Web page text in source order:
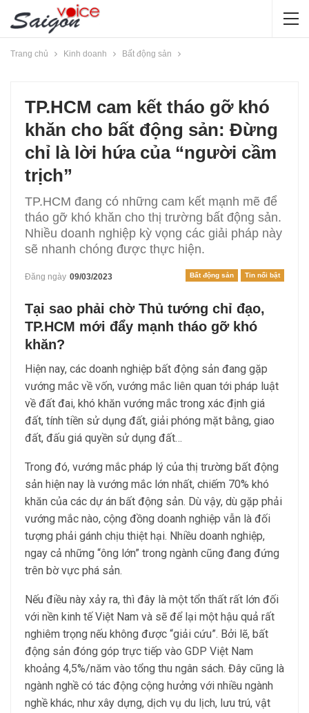
Trang chủ Kinh doanh Bất động sản
TP.HCM cam kết tháo gỡ khó
khăn cho bất động sản: Đừng
chỉ là lời hứa của “người cầm
trịch”
TP.HCM đang có những cam kết mạnh mẽ để
tháo gỡ khó khăn cho thị trường bất động sản.
Nhiều doanh nghiệp kỳ vọng các giải pháp này
sẽ nhanh chóng được thực hiện.
Bất động sản Tin nổi bật
Đăng ngày 09/03/2023
Tại sao phải chờ Thủ tướng chỉ đạo,
TP.HCM mới đẩy mạnh tháo gỡ khó
khăn?
Hiện nay, các doanh nghiệp bất động sản đang gặp
vướng mắc về vốn, vướng mắc liên quan tới pháp luật
về đất đai, khó khăn vướng mắc trong xác định giá
đất, tính tiền sử dụng đất, giải phóng mặt bằng, giao
đất, đấu giá quyền sử dụng đất…
Trong đó, vướng mắc pháp lý của thị trường bất động
sản hiện nay là vướng mắc lớn nhất, chiếm 70% khó
khăn của các dự án bất động sản. Dù vậy, dù gặp phải
vướng mắc nào, cộng đồng doanh nghiệp vẫn là đối
tượng phải gánh chịu thiệt hại. Nhiều doanh nghiệp,
ngay cả những “ông lớn” trong ngành cũng đang đứng
trên bờ vực phá sản.
Nếu điều này xảy ra, thì đây là một tổn thất rất lớn đối
với nền kinh tế Việt Nam và sẽ để lại một hậu quả rất
nghiêm trọng nếu không được “giải cứu”. Bởi lẽ, bất
động sản đóng góp trực tiếp vào GDP Việt Nam
khoảng 4,5%/năm vào tổng thu ngân sách. Đây cũng là
ngành nghề có tác động cộng hưởng với nhiều ngành
nghề khác, như xây dựng, dịch vụ du lịch, lưu trú, vật